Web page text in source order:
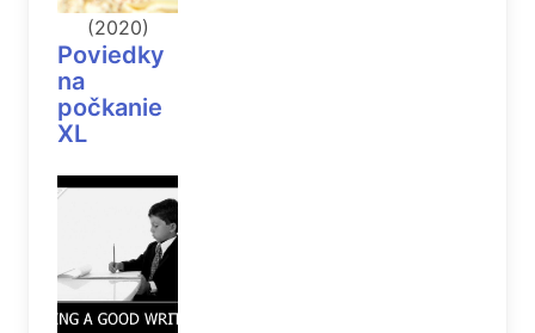
(2020)
Poviedky
na
počkanie
XL